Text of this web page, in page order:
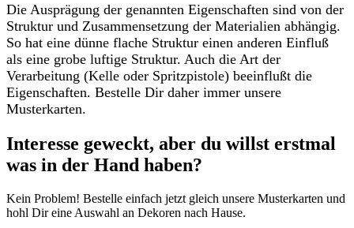
Die Ausprägung der genannten Eigenschaften sind von der
Struktur und Zusammensetzung der Materialien abhängig.
So hat eine dünne flache Struktur einen anderen Einfluß
als eine grobe luftige Struktur. Auch die Art der
Verarbeitung (Kelle oder Spritzpistole) beeinflußt die
Eigenschaften. Bestelle Dir daher immer unsere
Musterkarten.
Interesse geweckt, aber du willst erstmal
was in der Hand haben?
Kein Problem! Bestelle einfach jetzt gleich unsere Musterkarten und
hohl Dir eine Auswahl an Dekoren nach Hause.